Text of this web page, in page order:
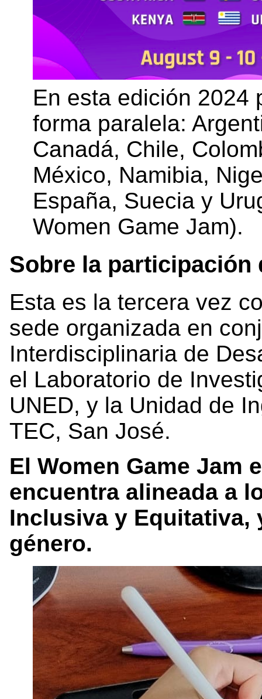
En esta edición 2024
forma paralela:
Canadá, Chile,
México, Namibia,
España, Suecia y
Women Game Jam).
Sobre la participación
Esta es la tercera vez
sede organizada en
Interdisciplinaria de
el Laboratorio de
UNED, y la Unidad de
TEC, San José.
El Women Game Jam
encuentra alineada a
Inclusiva y Equitativa,
género.